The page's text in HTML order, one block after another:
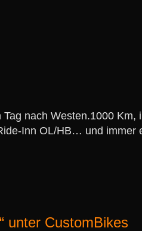
nach Westen.1000 Km,
Inn OL/HB… und immer
unter CustomBikes